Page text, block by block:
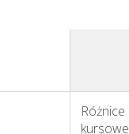
Różnice
kursowe